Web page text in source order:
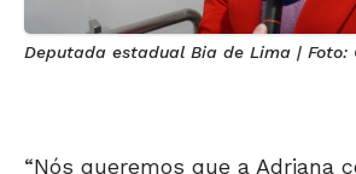
Deputada estadual Bia de Lima | Foto:
“Nós queremos que a Adriana